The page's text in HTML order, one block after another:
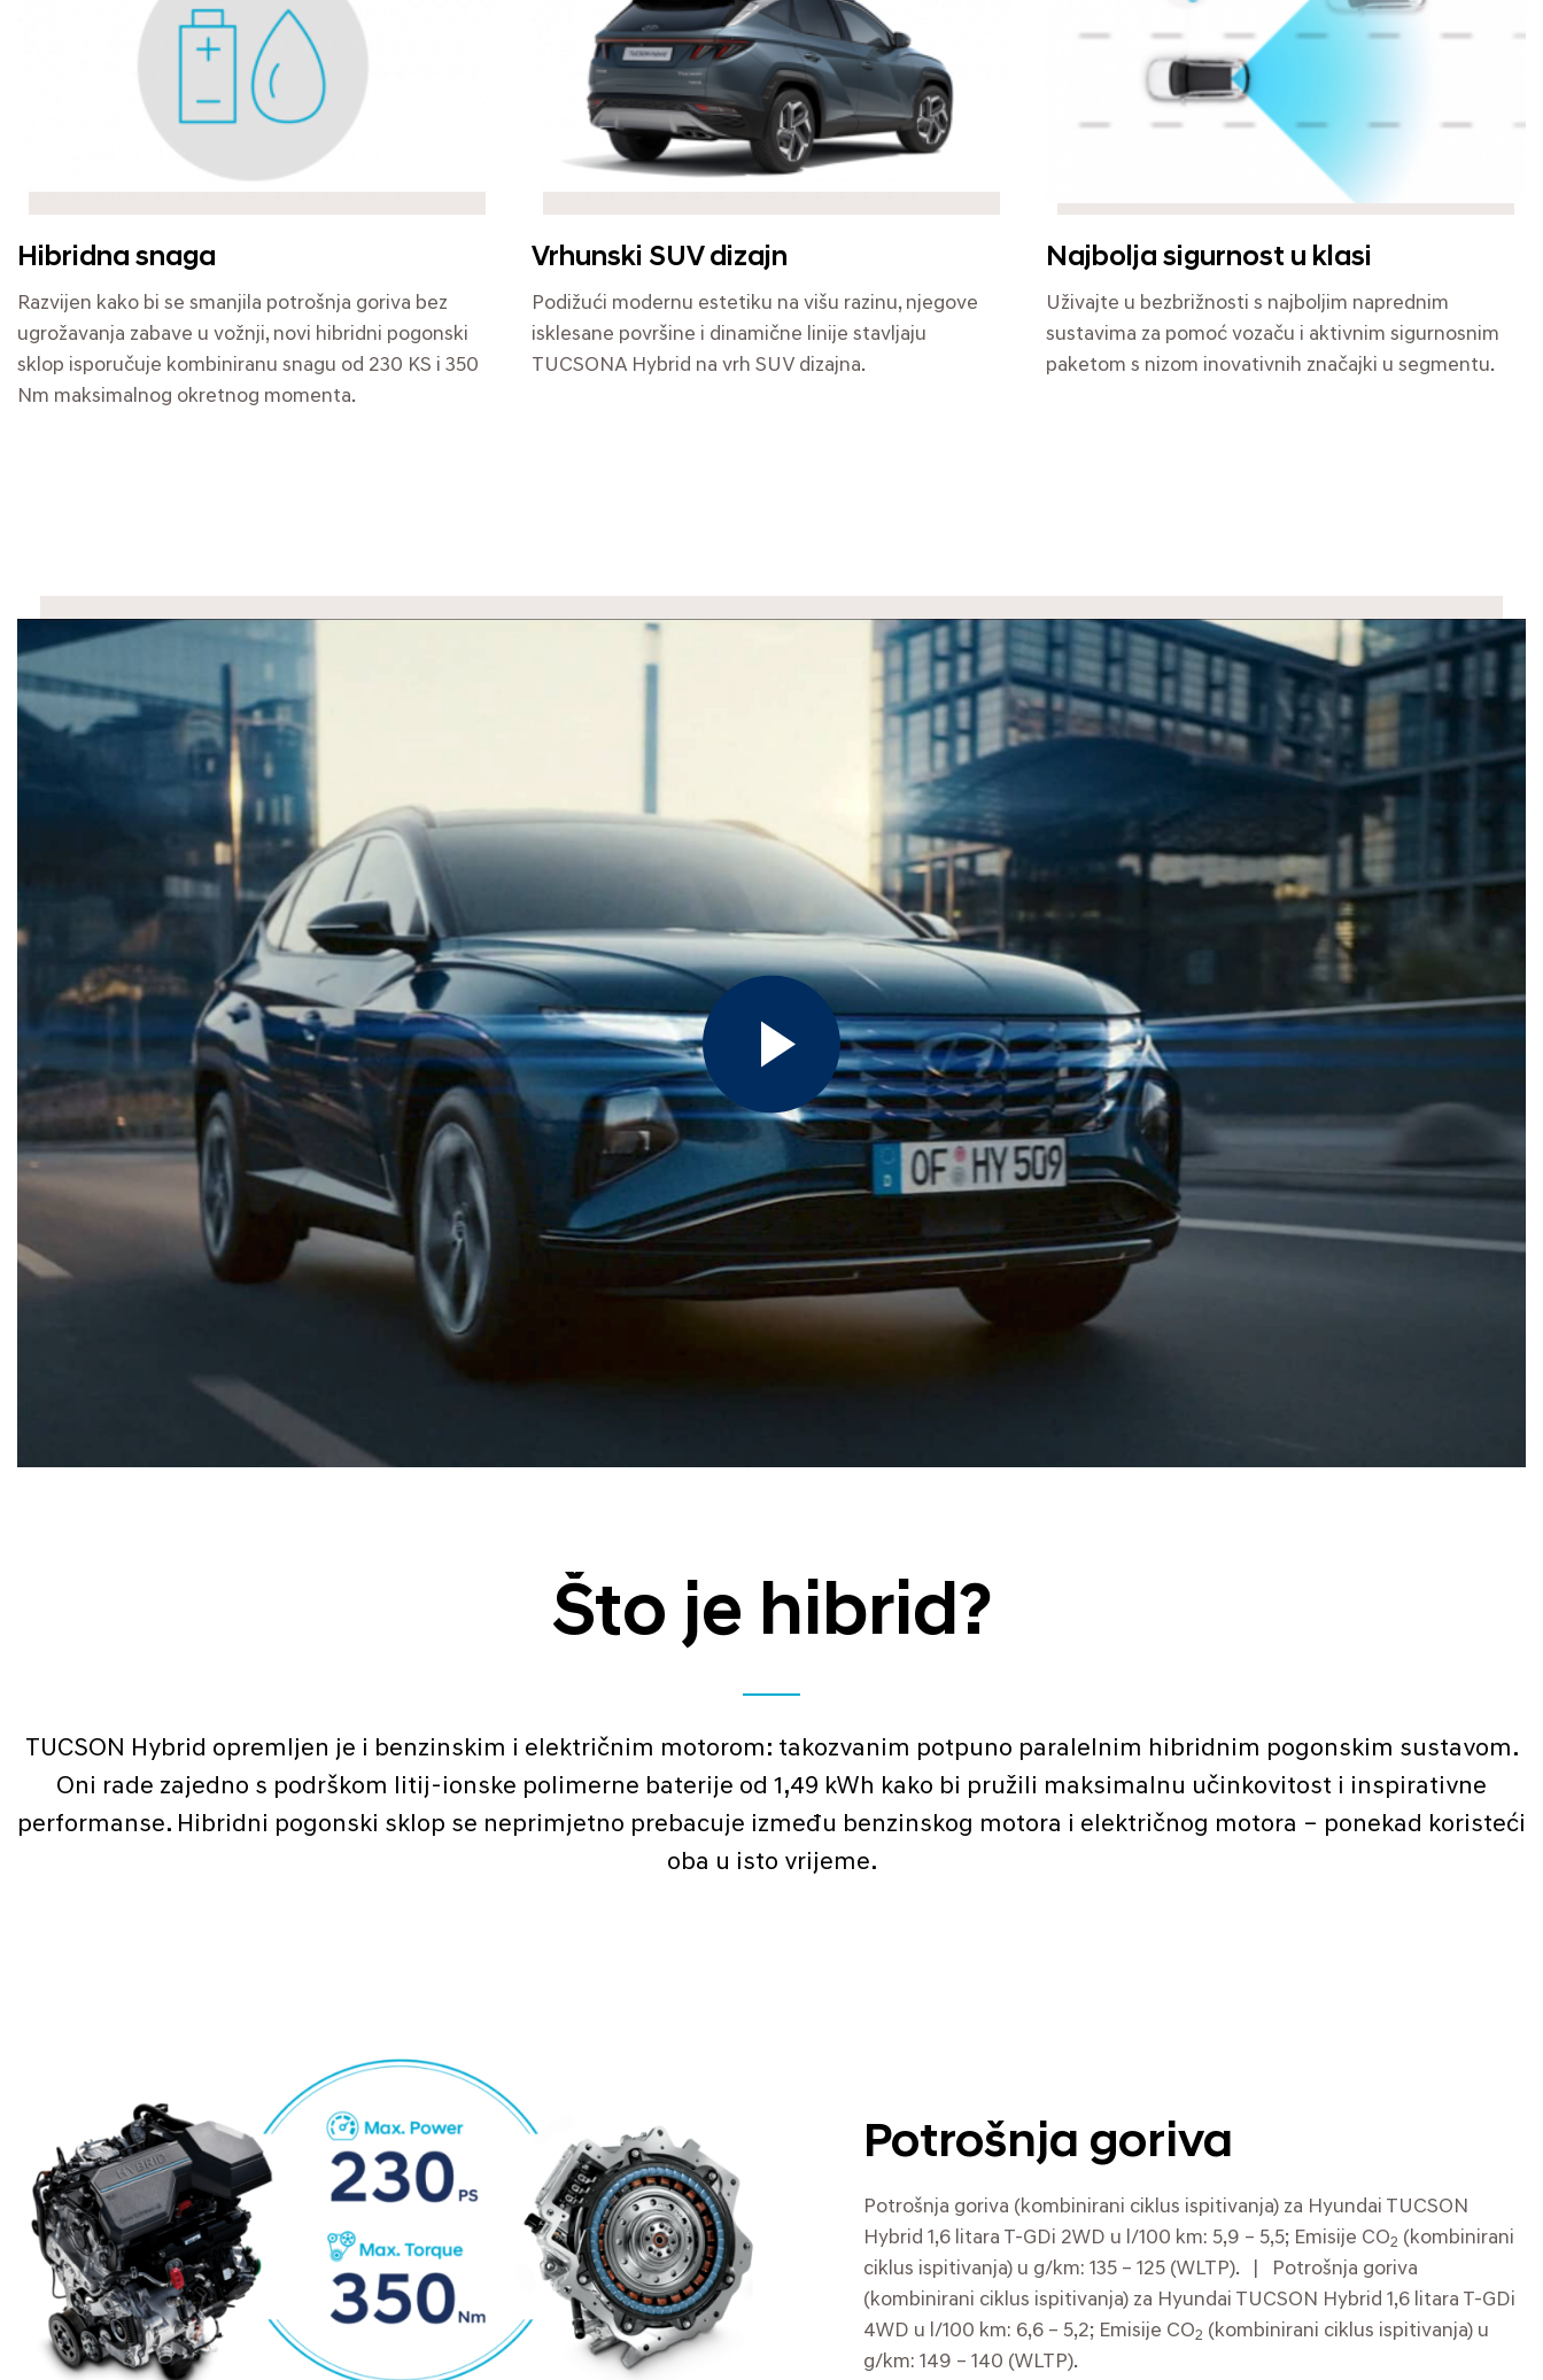
Hibridna snaga
Razvijen kako bi se smanjila potrošnja goriva bez
ugrožavanja zabave u vožnji, novi hibridni pogonski
sklop isporučuje kombiniranu snagu od 230 KS i 350
Nm maksimalnog okretnog momenta.
Vrhunski SUV dizajn
Podižući modernu estetiku na višu razinu, njegove
isklesane površine i dinamične linije stavljaju
TUCSONA Hybrid na vrh SUV dizajna.
Najbolja sigurnost u klasi
Uživajte u bezbrižnosti s najboljim naprednim
sustavima za pomoć vozaču i aktivnim sigurnosnim
paketom s nizom inovativnih značajki u segmentu.
Što je hibrid?
TUCSON Hybrid opremljen je i benzinskim i električnim motorom: takozvanim potpuno paralelnim hibridnim pogonskim sustavom.
Oni rade zajedno s podrškom litij-ionske polimerne baterije od 1,49 kWh kako bi pružili maksimalnu učinkovitost i inspirativne
performanse. Hibridni pogonski sklop se neprimjetno prebacuje između benzinskog motora i električnog motora – ponekad koristeći
oba u isto vrijeme.
Potrošnja goriva
Potrošnja goriva (kombinirani ciklus ispitivanja) za Hyundai TUCSON
Hybrid 1,6 litara T-GDi 2WD u l/100 km: 5,9 – 5,5; Emisije CO2 (kombinirani
ciklus ispitivanja) u g/km: 135 – 125 (WLTP). | Potrošnja goriva
(kombinirani ciklus ispitivanja) za Hyundai TUCSON Hybrid 1,6 litara T-GDi
4WD u l/100 km: 6,6 – 5,2; Emisije CO2 (kombinirani ciklus ispitivanja) u
g/km: 149 – 140 (WLTP).